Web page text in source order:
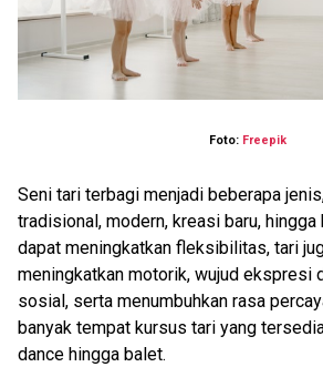
Foto: Freepik
Seni tari terbagi menjadi beberapa
tradisional, modern, kreasi baru,
dapat meningkatkan fleksibilitas, tari
meningkatkan motorik, wujud ekspresi
sosial, serta menumbuhkan rasa
banyak tempat kursus tari yang
dance hingga balet.